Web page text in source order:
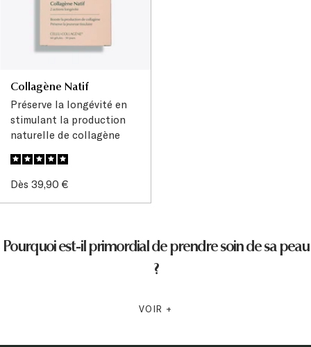
Collagène Natif
Préserve la longévité en
stimulant la production
naturelle de collagène
Prix
Dès 39,90 €
Pourquoi est-il primordial de prendre soin de sa peau
?
Votre peau est la première frontière entre le monde extérieur et
VOIR +